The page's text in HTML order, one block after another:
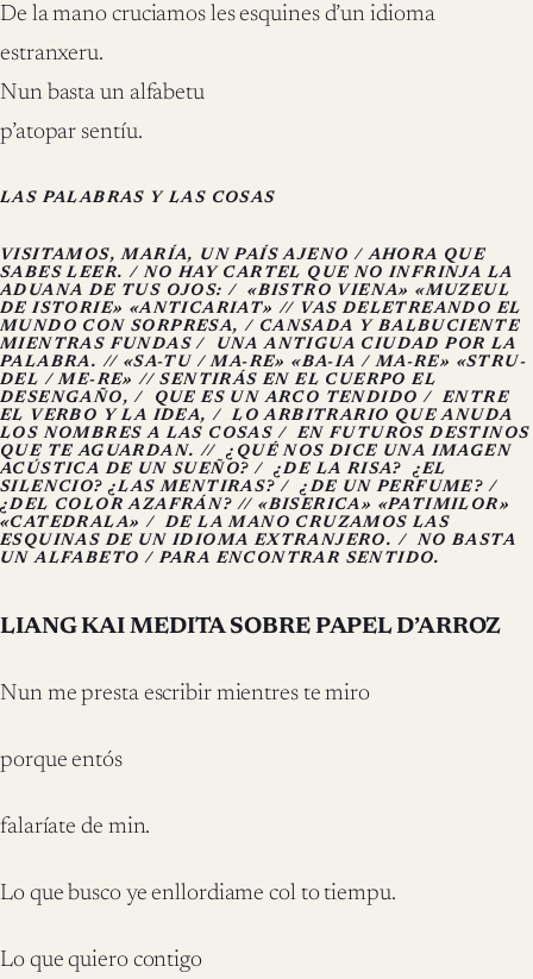
De la mano cruciamos les esquines d’un idioma
estranxeru.
Nun basta un alfabetu
p’atopar sentíu.
LAS PALABRAS Y LAS COSAS
VISITAMOS, MARÍA, UN PAÍS AJENO / AHORA QUE
SABES LEER. / NO HAY CARTEL QUE NO INFRINJA LA
ADUANA DE TUS OJOS: /
«BISTRO VIENA» «MUZEUL
DE ISTORIE» «ANTICARIAT» // VAS DELETREANDO EL
MUNDO CON SORPRESA, / CANSADA Y BALBUCIENTE
MIENTRAS FUNDAS /
UNA ANTIGUA CIUDAD POR LA
PALABRA. // «SA-TU / MA-RE» «BA-IA / MA-RE» «STRU-
DEL / ME-RE» // SENTIRÁS EN EL CUERPO EL
DESENGAÑO, /
QUE ES UN ARCO TENDIDO /
ENTRE
EL VERBO Y LA IDEA, /
LO ARBITRARIO QUE ANUDA
LOS NOMBRES A LAS COSAS /
EN FUTUROS DESTINOS
QUE TE AGUARDAN. //
¿QUÉ NOS DICE UNA IMAGEN
ACÚSTICA DE UN SUEÑO? /
¿DE LA RISA? ¿EL
SILENCIO? ¿LAS MENTIRAS? /
¿DE UN PERFUME? /
¿DEL COLOR AZAFRÁN? // «BISERICA» «PATIMILOR»
«CATEDRALA» /
DE LA MANO CRUZAMOS LAS
ESQUINAS DE UN IDIOMA EXTRANJERO. /
NO BASTA
UN ALFABETO / PARA ENCONTRAR SENTIDO.
LIANG KAI MEDITA SOBRE PAPEL D’ARROZ
Nun me presta escribir mientres te miro
porque entós
falaríate de min.
Lo que busco ye enllordiame col to tiempu.
Lo que quiero contigo